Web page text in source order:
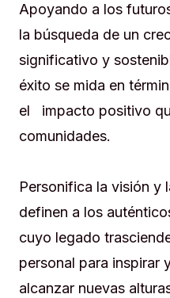
Apoyando a los
la búsqueda de un
significativo y
éxito se mida en
el impacto positivo
comunidades.
Personifica la visión y
definen a los
cuyo legado
personal para inspirar
alcanzar nuevas